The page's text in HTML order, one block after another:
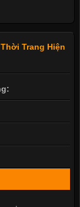
Trang Hiện